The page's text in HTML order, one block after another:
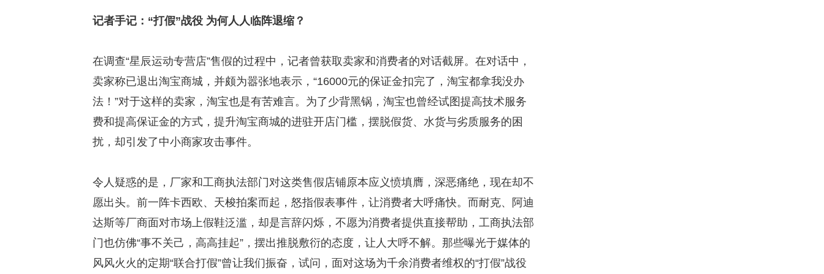
记者手记：“打假”战役 为何人人临阵退缩？
在调查“星辰运动专营店”售假的过程中，记者曾获取卖家和消费者的对话截屏。在对话中，
卖家称已退出淘宝商城，并颇为嚣张地表示，“16000元的保证金扣完了，淘宝都拿我没办
法！”对于这样的卖家，淘宝也是有苦难言。为了少背黑锅，淘宝也曾经试图提高技术服务
费和提高保证金的方式，提升淘宝商城的进驻开店门槛，摆脱假货、水货与劣质服务的困
扰，却引发了中小商家攻击事件。
令人疑惑的是，厂家和工商执法部门对这类售假店铺原本应义愤填膺，深恶痛绝，现在却不
愿出头。前一阵卡西欧、天梭拍案而起，怒指假表事件，让消费者大呼痛快。而耐克、阿迪
达斯等厂商面对市场上假鞋泛滥，却是言辞闪烁，不愿为消费者提供直接帮助，工商执法部
门也仿佛“事不关己，高高挂起”，摆出推脱敷衍的态度，让人大呼不解。那些曝光于媒体的
风风火火的定期“联合打假”曾让我们振奋，试问，面对这场为千余消费者维权的“打假”战役